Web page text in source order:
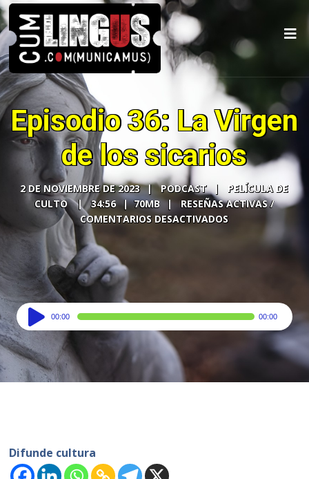
Episodio 36: La Virgen
de los sicarios
2 DE NOVIEMBRE DE 2023 PODCAST
PELÍCULA DE
CULTO
34:56
70MB
COMENTARIOS DESACTIVADOS
Audio
Player
00:00 00:00
Difunde cultura